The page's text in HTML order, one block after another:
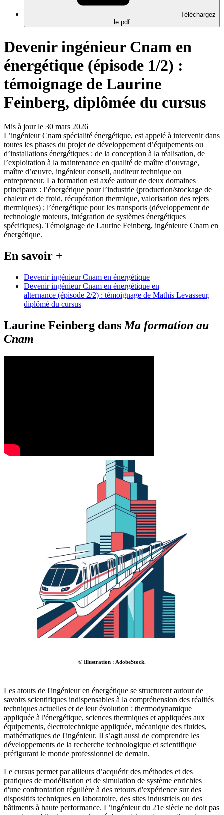
Téléchargez
le pdf
Devenir ingénieur Cnam en
énergétique (épisode 1/2) :
témoignage de Laurine
Feinberg, diplômée du cursus
Mis à jour le 30 mars 2026
L’ingénieur Cnam spécialité énergétique, est appelé à intervenir dans
toutes les phases du projet de développement d’équipements ou
d’installations énergétiques : de la conception à la réalisation, de
l’exploitation à la maintenance en qualité de maître d’ouvrage,
maître d’œuvre, ingénieur conseil, auditeur technique ou
entrepreneur. La formation est axée autour de deux domaines
principaux : l’énergétique pour l’industrie (production/stockage de
chaleur et de froid, récupération thermique, valorisation des rejets
thermiques) ; l’énergétique pour les transports (développement de
technologie moteurs, intégration de systèmes énergétiques
spécifiques). Témoignage de Laurine Feinberg, ingénieure Cnam en
énergétique.
En savoir +
Devenir ingénieur Cnam en énergétique
Devenir ingénieur Cnam en énergétique en
alternance (épisode 2/2) : témoignage de Mathis Levasseur,
diplômé du cursus
Laurine Feinberg dans Ma formation au
Cnam
© Illustration : AdobeStock.
Les atouts de l'ingénieur en énergétique se structurent autour de
savoirs scientifiques indispensables à la compréhension des réalités
techniques actuelles et de leur évolution : thermodynamique
appliquée à l'énergétique, sciences thermiques et appliquées aux
équipements, électrotechnique appliquée, mécanique des fluides,
mathématiques de l'ingénieur. Il s’agit aussi de comprendre les
développements de la recherche technologique et scientifique
préfigurant le monde professionnel de demain.
Le cursus permet par ailleurs d’acquérir des méthodes et des
pratiques de modélisation et de simulation de système enrichies
d'une confrontation régulière à des retours d'expérience sur des
dispositifs techniques en laboratoire, des sites industriels ou des
bâtiments à haute performance. L’ingénieur du 21e siècle ne doit pas